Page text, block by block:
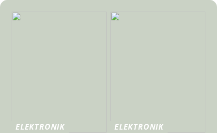
ELEKTRONIK ELEKTRONIK